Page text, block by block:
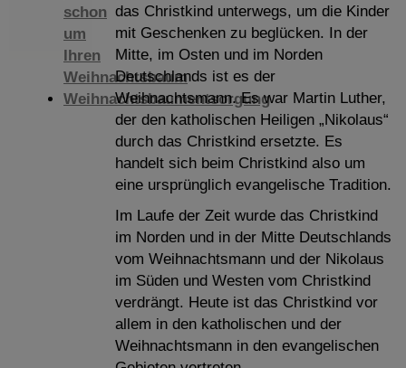
schon
um
Ihren
Weihnachtsbaum
Weihnachtsbaumentsorgung
das Christkind unterwegs, um die Kinder
mit Geschenken zu beglücken. In der
Mitte, im Osten und im Norden
Deutschlands ist es der
Weihnachtsmann. Es war Martin Luther,
der den katholischen Heiligen „Nikolaus“
durch das Christkind ersetzte. Es
handelt sich beim Christkind also um
eine ursprünglich evangelische Tradition.
Im Laufe der Zeit wurde das Christkind
im Norden und in der Mitte Deutschlands
vom Weihnachtsmann und der Nikolaus
im Süden und Westen vom Christkind
verdrängt. Heute ist das Christkind vor
allem in den katholischen und der
Weihnachtsmann in den evangelischen